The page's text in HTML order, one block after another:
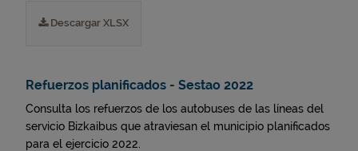
Descargar XLSX
Refuerzos planificados - Sestao 2022
Consulta los refuerzos de los autobuses de las líneas del
servicio Bizkaibus que atraviesan el municipio planificados
para el ejercicio 2022.